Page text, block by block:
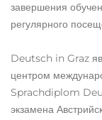
завершения
регулярного
Deutsch in Graz
центром
Sprachdiplom
экзамена